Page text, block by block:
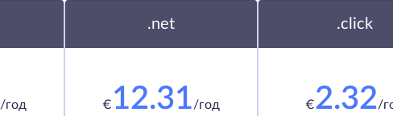
/год
.net
€ 12.31/год
.click
€2.32/